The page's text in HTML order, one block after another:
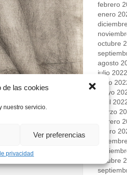
de las cookies
nuestro servicio.
Ver preferencias
privacidad
febrero
enero
octubre
agosto
julio 2022
junio
mayo
abril
marzo
febrero
enero
octubre